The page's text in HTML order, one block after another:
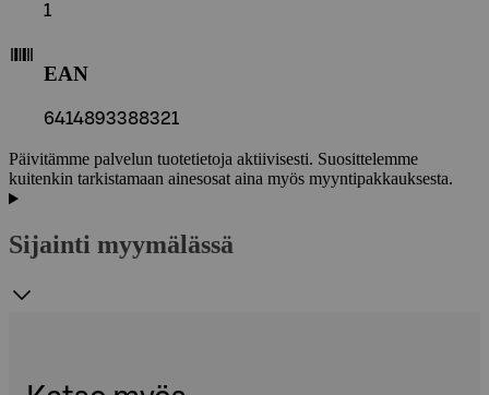
1
EAN
6414893388321
Päivitämme palvelun tuotetietoja aktiivisesti. Suosittelemme
kuitenkin tarkistamaan ainesosat aina myös myyntipakkauksesta.
Sijainti myymälässä